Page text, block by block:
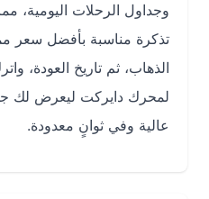
وجداول الرحلات اليومية، مما
تذكرة مناسبة بأفضل سعر ممكن.
الذهاب، ثم تاريخ العودة، واترك
لمحرك دايركت ليعرض لك جميع
عالية وفي ثوانٍ معدودة.